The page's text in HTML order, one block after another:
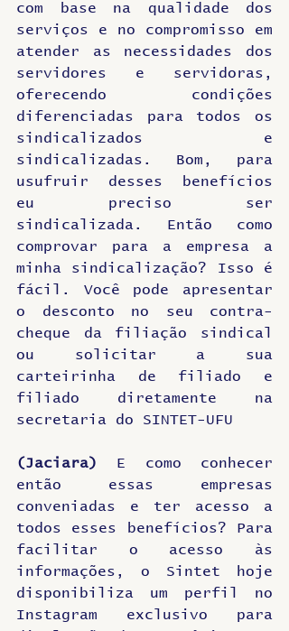
com base na qualidade dos
serviços e no compromisso em
atender as necessidades dos
servidores e servidoras,
oferecendo condições
diferenciadas para todos os
sindicalizados e
sindicalizadas. Bom, para
usufruir desses benefícios
eu preciso ser
sindicalizada. Então como
comprovar para a empresa a
minha sindicalização? Isso é
fácil. Você pode apresentar
o desconto no seu contra-
cheque da filiação sindical
ou solicitar a sua
carteirinha de filiado e
filiado diretamente na
secretaria do SINTET-UFU
(Jaciara)
E como conhecer
então essas empresas
conveniadas e ter acesso a
todos esses benefícios? Para
facilitar o acesso às
informações, o Sintet hoje
disponibiliza um perfil no
Instagram exclusivo para